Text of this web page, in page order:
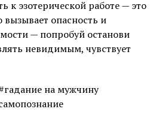
к эзотерической работе — это
вызывает опасность и
— попробуй останови
невидимым, чувствует
на мужчину